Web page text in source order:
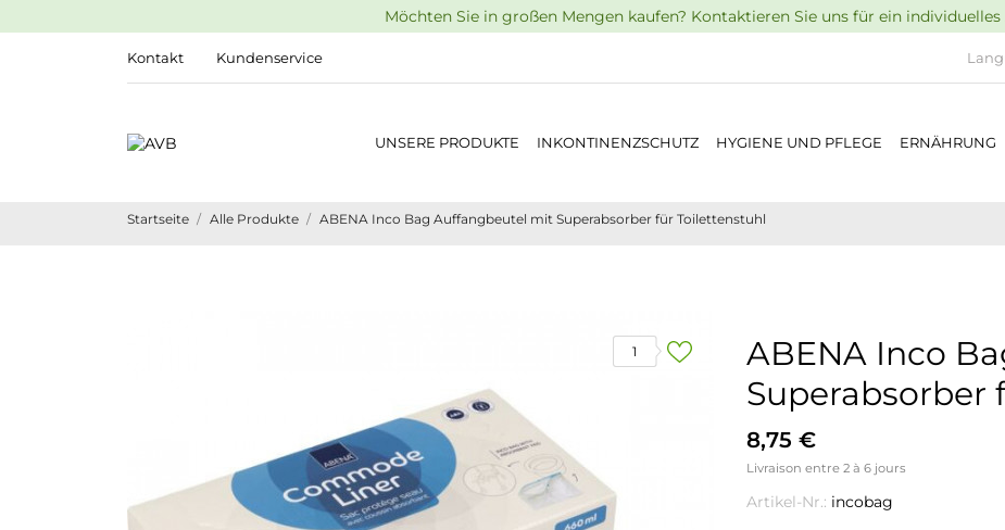
Möchten Sie in großen Mengen kaufen? Kontaktieren Sie uns für ein
Kontakt Kundenservice
UNSERE PRODUKTE INKONTINENZSCHUTZ HYGIENE UND PFLEGE ERNÄHRUNG
Startseite Alle Produkte ABENA Inco Bag Auffangbeutel mit Superabsorber für Toilettenstuhl
1
ABENA Inco
Superabsorber
8,75 €
Livraison entre 2 à 6 jours
Artikel-Nr.: incobag